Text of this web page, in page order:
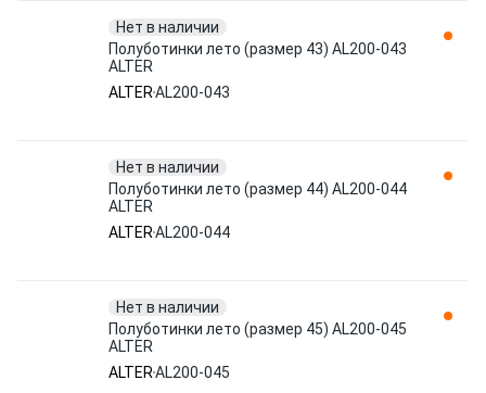
Нет в наличии
Полуботинки лето (размер 43) AL200-043
ALTER
ALTERAL200-043
Нет в наличии
Полуботинки лето (размер 44) AL200-044
ALTER
ALTERAL200-044
Нет в наличии
Полуботинки лето (размер 45) AL200-045
ALTER
ALTERAL200-045